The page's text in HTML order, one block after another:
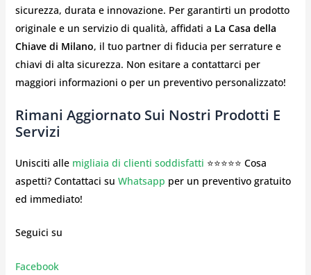
sicurezza, durata e innovazione. Per garantirti un prodotto
originale e un servizio di qualità, affidati a La Casa della
Chiave di Milano, il tuo partner di fiducia per serrature e
chiavi di alta sicurezza. Non esitare a contattarci per
maggiori informazioni o per un preventivo personalizzato!
Rimani Aggiornato Sui Nostri Prodotti E
Servizi
Unisciti alle migliaia di clienti soddisfatti ⭐⭐⭐⭐⭐ Cosa
aspetti? Contattaci su Whatsapp per un preventivo gratuito
ed immediato!
Seguici su
Facebook